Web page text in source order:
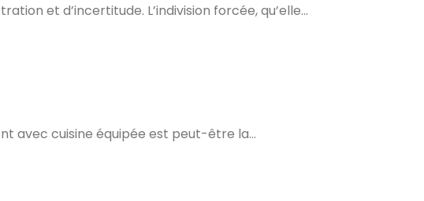
et d’incertitude. L’indivision forcée, qu’elle…
avec cuisine équipée est peut-être la…